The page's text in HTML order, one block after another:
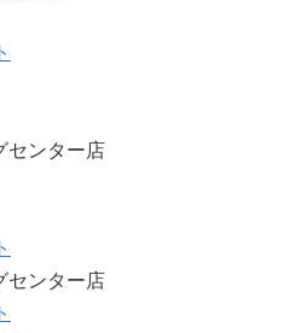
センター店
センター店